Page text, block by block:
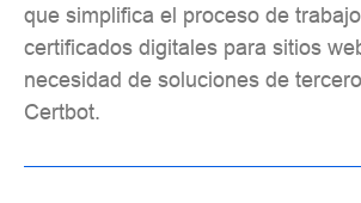
que simplifica el proceso de
certificados digitales para sitios
necesidad de soluciones de
Certbot.